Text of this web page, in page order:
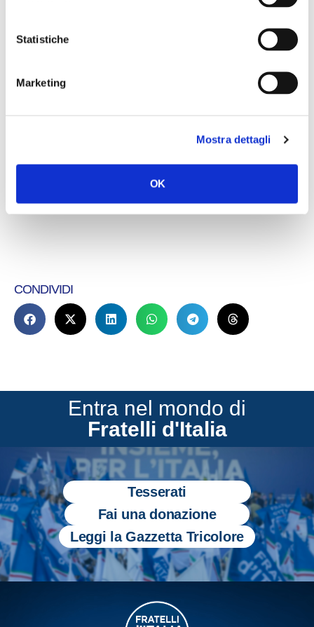
Statistiche
Marketing
Mostra dettagli
OK
CONDIVIDI
Entra nel mondo di
Fratelli d'Italia
Tesserati
Fai una donazione
Leggi la Gazzetta Tricolore